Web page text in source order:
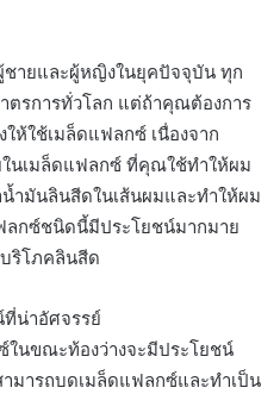
ายและผู้หญิงในยุคปัจจุบัน ทุก
ตรการทั่วโลก แต่ถ้าคุณต้องการ
ห้ใช้เมล็ดแฟลกซ์ เนื่องจาก
นเมล็ดแฟลกซ์ ที่คุณใช้ทำให้ผม
มันลินสีดในเส้นผมและทำให้ผม
ลกซ์ชนิดนี้มีประโยชน์มากมาย
บริโภคลินสีด
ที่น่าอัศจรรย์
นขณะท้องว่างจะมีประโยชน์
มารถบดเมล็ดแฟลกซ์และทำเป็น